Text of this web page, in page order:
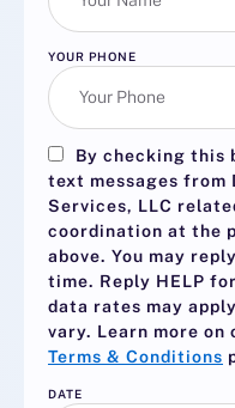
YOUR PHONE
By checking this
text messages from
Services, LLC
coordination at the
above. You may reply
time. Reply HELP
data rates may
vary. Learn more on
Terms & Conditions
DATE